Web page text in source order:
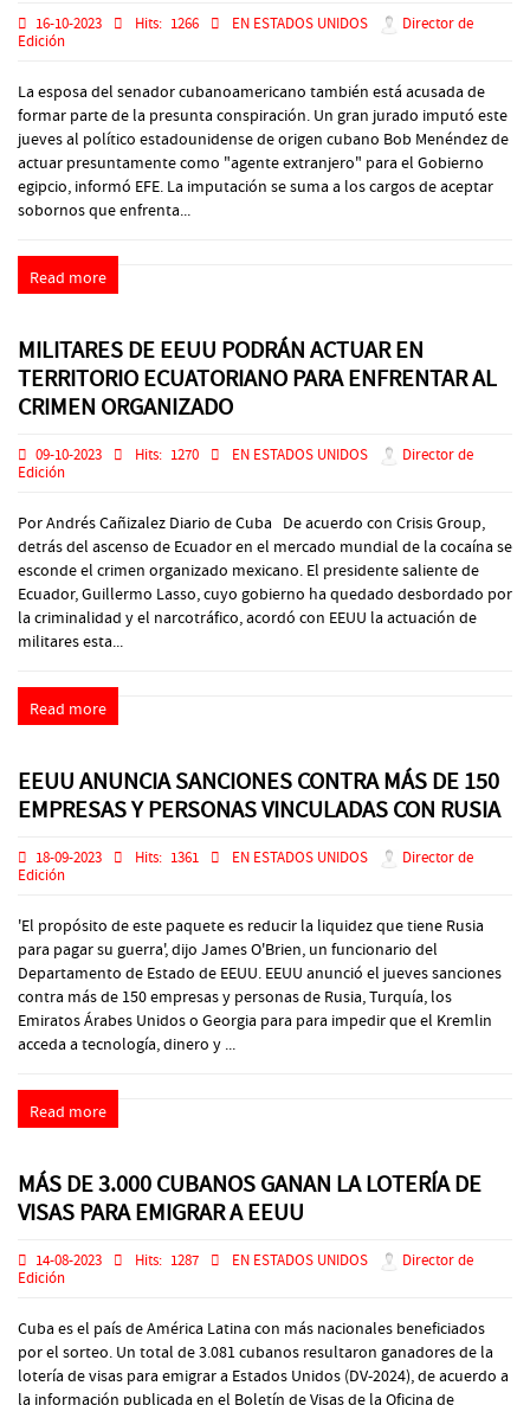
16-10-2023 Hits: 1266 EN ESTADOS UNIDOS
Director de
Edición
La esposa del senador cubanoamericano también está acusada de
formar parte de la presunta conspiración. Un gran jurado imputó este
jueves al político estadounidense de origen cubano Bob Menéndez de
actuar presuntamente como "agente extranjero" para el Gobierno
egipcio, informó EFE. La imputación se suma a los cargos de aceptar
sobornos que enfrenta...
Read more
MILITARES DE EEUU PODRÁN ACTUAR EN
TERRITORIO ECUATORIANO PARA ENFRENTAR AL
CRIMEN ORGANIZADO
09-10-2023 Hits: 1270 EN ESTADOS UNIDOS
Director de
Edición
Por Andrés Cañizalez Diario de Cuba De acuerdo con Crisis Group,
detrás del ascenso de Ecuador en el mercado mundial de la cocaína se
esconde el crimen organizado mexicano. El presidente saliente de
Ecuador, Guillermo Lasso, cuyo gobierno ha quedado desbordado por
la criminalidad y el narcotráfico, acordó con EEUU la actuación de
militares esta...
Read more
EEUU ANUNCIA SANCIONES CONTRA MÁS DE 150
EMPRESAS Y PERSONAS VINCULADAS CON RUSIA
18-09-2023 Hits: 1361 EN ESTADOS UNIDOS
Director de
Edición
'El propósito de este paquete es reducir la liquidez que tiene Rusia
para pagar su guerra', dijo James O'Brien, un funcionario del
Departamento de Estado de EEUU. EEUU anunció el jueves sanciones
contra más de 150 empresas y personas de Rusia, Turquía, los
Emiratos Árabes Unidos o Georgia para para impedir que el Kremlin
acceda a tecnología, dinero y ...
Read more
MÁS DE 3.000 CUBANOS GANAN LA LOTERÍA DE
VISAS PARA EMIGRAR A EEUU
14-08-2023 Hits: 1287 EN ESTADOS UNIDOS
Director de
Edición
Cuba es el país de América Latina con más nacionales beneficiados
por el sorteo. Un total de 3.081 cubanos resultaron ganadores de la
lotería de visas para emigrar a Estados Unidos (DV-2024), de acuerdo a
la información publicada en el Boletín de Visas de la Oficina de